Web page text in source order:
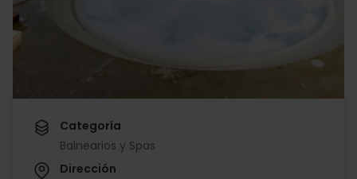
Categoría
Balnearios y Spas
Dirección